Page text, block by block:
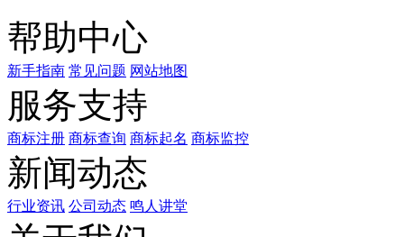
帮助中心
新手指南 常见问题 网站地图
服务支持
商标注册 商标查询 商标起名 商标监控
新闻动态
行业资讯 公司动态 鸣人讲堂